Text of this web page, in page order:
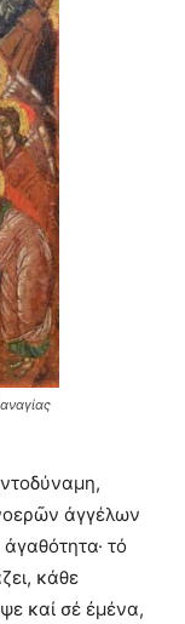
ἀγγέλων
τό
κάθε
καί σέ ἐμένα,